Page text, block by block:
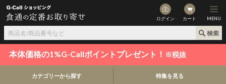
ログイン カート MENU
本体価格の1%G-Callポイントプレゼント！ ※税抜
カテゴリーから探す 特集を見る